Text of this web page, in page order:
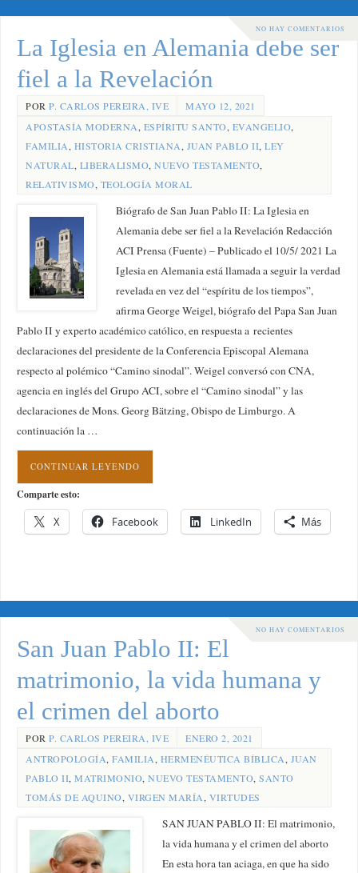
NO HAY COMENTARIOS
La Iglesia en Alemania debe ser
fiel a la Revelación
PORP. CARLOS PEREIRA, IVE
MAYO 12, 2021
APOSTASÍA MODERNA, ESPÍRITU SANTO, EVANGELIO,
FAMILIA, HISTORIA CRISTIANA, JUAN PABLO II,LEY
NATURAL, LIBERALISMO,NUEVO TESTAMENTO,
RELATIVISMO, TEOLOGÍA MORAL
Biógrafo de San Juan Pablo II: La Iglesia en
Alemania debe ser fiel a la Revelación Redacción
ACI Prensa (Fuente) – Publicado el 10/5/ 2021 La
Iglesia en Alemania está llamada a seguir la verdad
revelada en vez del “espíritu de los tiempos”,
afirma George Weigel, biógrafo del Papa San Juan
Pablo II y experto académico católico, en respuesta a recientes
declaraciones del presidente de la Conferencia Episcopal Alemana
respecto al polémico “Camino sinodal”. Weigel conversó con CNA,
agencia en inglés del Grupo ACI, sobre el “Camino sinodal” y las
declaraciones de Mons. Georg Bätzing, Obispo de Limburgo. A
continuación la …
CONTINUAR LEYENDO
Comparte esto:
X Facebook LinkedIn Más
NO HAY COMENTARIOS
San Juan Pablo II: El
matrimonio, la vida humana y
el crimen del aborto
PORP. CARLOS PEREIRA, IVE
ENERO 2, 2021
ANTROPOLOGÍA,FAMILIA, HERMENÉUTICA BÍBLICA, JUAN
PABLO II,MATRIMONIO,NUEVO TESTAMENTO,SANTO
TOMÁS DE AQUINO, VIRGEN MARÍA, VIRTUDES
SAN JUAN PABLO II: El matrimonio,
la vida humana y el crimen del aborto
En esta hora tan aciaga, en que ha sido